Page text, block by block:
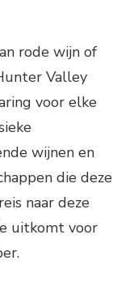
rode wijn of
Valley
voor elke
wijnen en
die deze
naar deze
uitkomt voor